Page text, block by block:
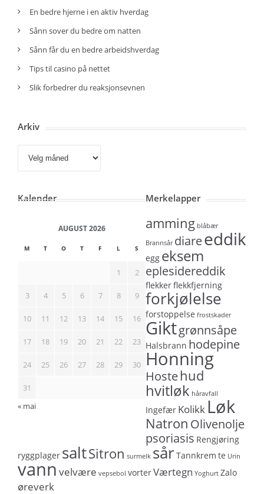
En bedre hjerne i en aktiv hverdag
Sånn sover du bedre om natten
Sånn får du en bedre arbeidshverdag
Tips til casino på nettet
Slik forbedrer du reaksjonsevnen
Arkiv
Kalender
AUGUST 2026
M T O T F L S
1 2
3 4 5 6 7 8 9
10 11 12 13 14 15 16
17 18 19 20 21 22 23
24 25 26 27 28 29 30
31
« mai
Merkelapper
amming blåbær
Brannsår diareeddik
egg eksem
eplesidereddik
flekkerflekkfjerning
forkjølelse
forstoppelse frostskader
Giktgrønnsåpe
Halsbrann hodepine
Honning
Hostehud
hvitløk håravfall
Ingefær Kolikk Løk
Natron Olivenolje
psoriasis Rengjøring
ryggplager saltSitron surmelk sårTannkrem te Urin
vann velvære vepsebol vorterVærtegn Yoghurt Zalo
øreverk